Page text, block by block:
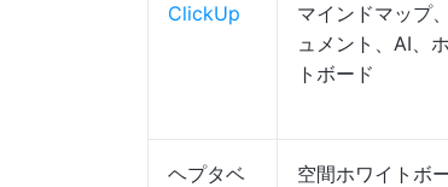
ClickUp
マインドマップ
ュメント、AI、
トボード
ヘプタベ
空間ホワイトボー